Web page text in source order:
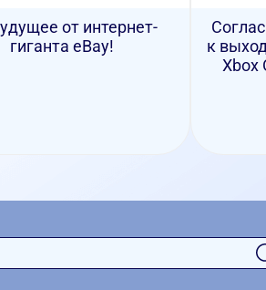
от интернет-
гиганта eBay!
к
Xbox